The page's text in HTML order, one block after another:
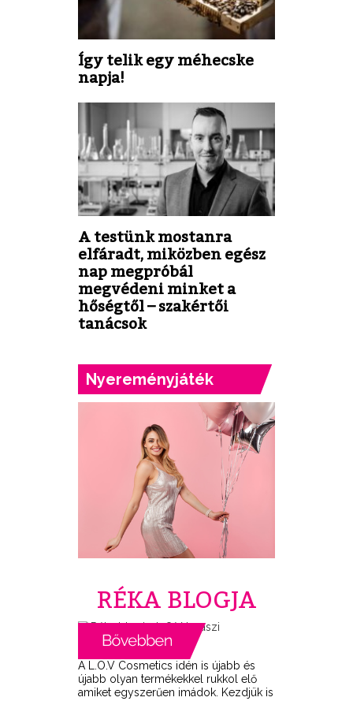
Így telik egy méhecske
napja!
A testünk mostanra
elfáradt, miközben egész
nap megpróbál
megvédeni minket a
hőségtől – szakértői
tanácsok
Nyereményjáték
RÉKA BLOGJA
A L.O.V Cosmetics idén is újabb és
újabb olyan termékekkel rukkol elő
amiket egyszerűen imádok. Kezdjük is